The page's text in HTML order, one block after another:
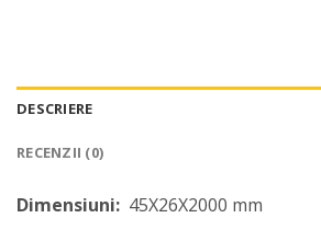
DESCRIERE
RECENZII (0)
Dimensiuni: 45X26X2000 mm